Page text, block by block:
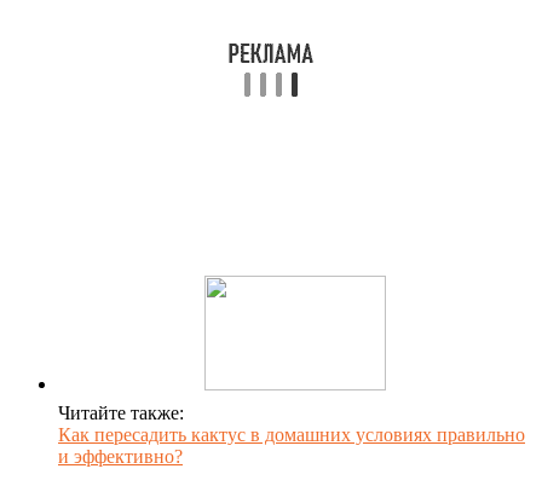
Читайте также:
Как пересадить кактус в домашних условиях правильно
и эффективно?